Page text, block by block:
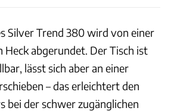
Silver Trend 380 wird von einer
abgerundet. Der Tisch ist
lässt sich aber an einer
– das erleichtert den
bei der schwer zugänglichen